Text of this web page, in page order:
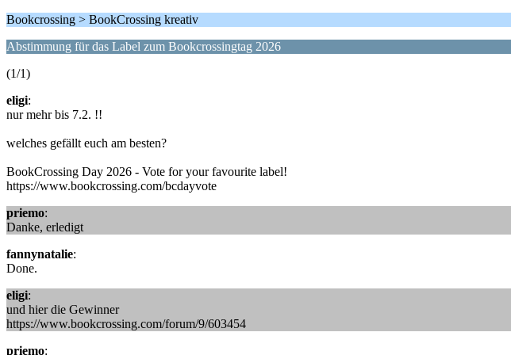
Bookcrossing > BookCrossing kreativ
Abstimmung für das Label zum Bookcrossingtag 2026
(1/1)
eligi:
nur mehr bis 7.2. !!
welches gefällt euch am besten?
BookCrossing Day 2026 - Vote for your favourite label!
https://www.bookcrossing.com/bcdayvote
priemo:
Danke, erledigt
fannynatalie:
Done.
eligi:
und hier die Gewinner
https://www.bookcrossing.com/forum/9/603454
priemo: